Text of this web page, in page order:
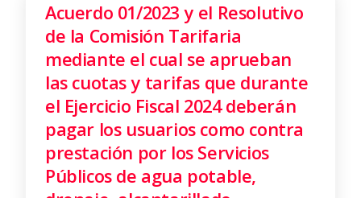
Acuerdo 01/2023 y el Resolutivo
de la Comisión Tarifaria
mediante el cual se aprueban
las cuotas y tarifas que durante
el Ejercicio Fiscal 2024 deberán
pagar los usuarios como contra
prestación por los Servicios
Públicos de agua potable,